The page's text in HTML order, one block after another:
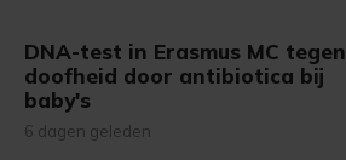
DNA-test in Erasmus MC tegen
doofheid door antibiotica bij
baby's
6 dagen geleden